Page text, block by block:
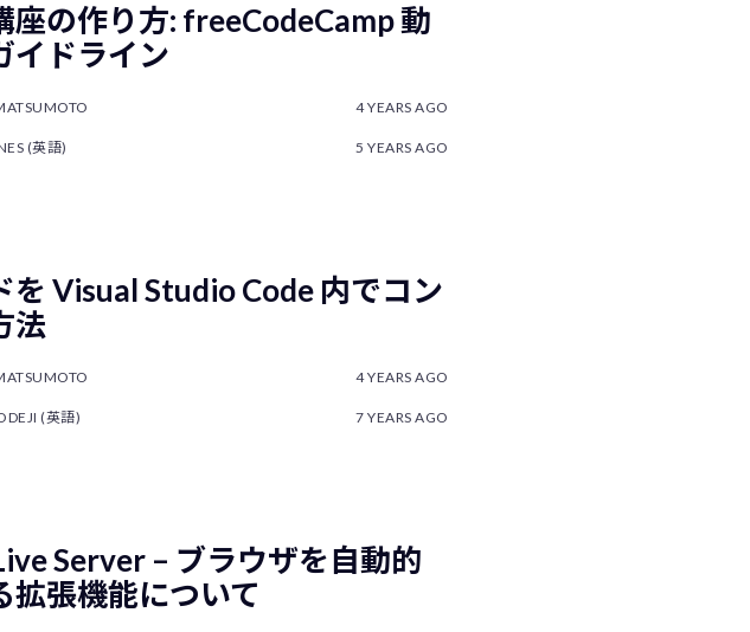
座の作り方: freeCodeCamp 動
イドライン
4 YEARS AGO
(英語) 5 YEARS AGO
を Visual Studio Code 内でコン
法
4 YEARS AGO
(英語) 7 YEARS AGO
Server – ブラウザを自動的
拡張機能について